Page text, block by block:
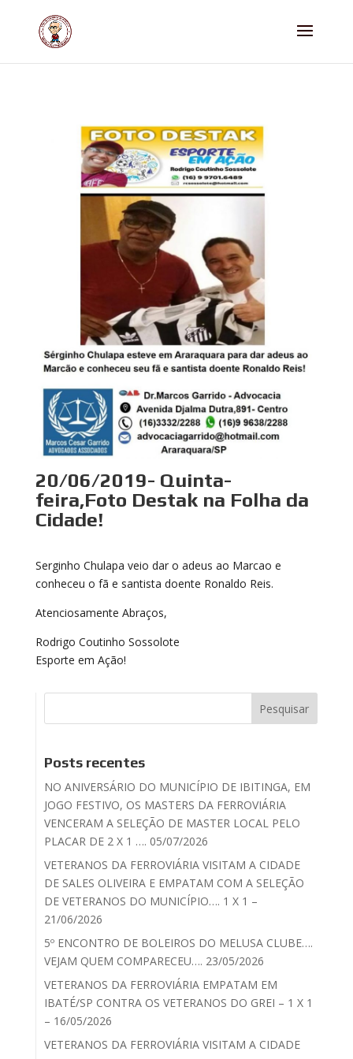
20/06/2019- Quinta-
feira,Foto Destak na Folha da
Cidade!
Serginho Chulapa veio dar o adeus ao Marcao e
conheceu o fã e santista doente Ronaldo Reis.
Atenciosamente Abraços,
Rodrigo Coutinho Sossolote
Esporte em Ação!
Posts recentes
NO ANIVERSÁRIO DO MUNICÍPIO DE IBITINGA, EM
JOGO FESTIVO, OS MASTERS DA FERROVIÁRIA
VENCERAM A SELEÇÃO DE MASTER LOCAL PELO
PLACAR DE 2 X 1 …. 05/07/2026
VETERANOS DA FERROVIÁRIA VISITAM A CIDADE
DE SALES OLIVEIRA E EMPATAM COM A SELEÇÃO
DE VETERANOS DO MUNICÍPIO…. 1 X 1 –
21/06/2026
5º ENCONTRO DE BOLEIROS DO MELUSA CLUBE….
VEJAM QUEM COMPARECEU…. 23/05/2026
VETERANOS DA FERROVIÁRIA EMPATAM EM
IBATÉ/SP CONTRA OS VETERANOS DO GREI – 1 X 1
– 16/05/2026
VETERANOS DA FERROVIÁRIA VISITAM A CIDADE